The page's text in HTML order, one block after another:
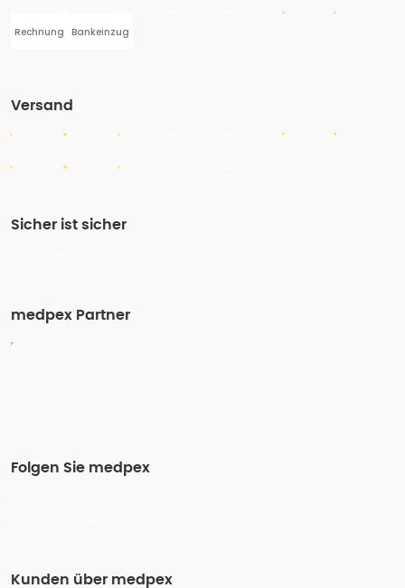
Rechnung Bankeinzug
Versand
Sicher ist sicher
medpex Partner
Folgen Sie medpex
Kunden über medpex